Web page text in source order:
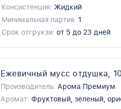
Консистенция: Жидкий
Минимальная партия: 1
Срок отгрукзи: от 5 до 23 дней
Ежевичный мусс отдушка,
Производитель: Арома Премиум
Аромат: Фруктовый, зеленый,